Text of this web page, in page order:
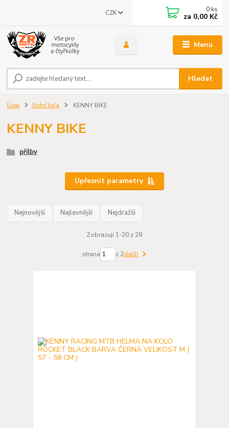
Menu
CZK
Hledat
0 ks
za 0,00 Kč
Úvod Jízdní kola KENNY BIKE
KENNY BIKE
přilby
Upřesnit parametry
Nejnovější Nejlevnější Nejdražší
Zobrazuji 1-20 z 28
strana z 2další